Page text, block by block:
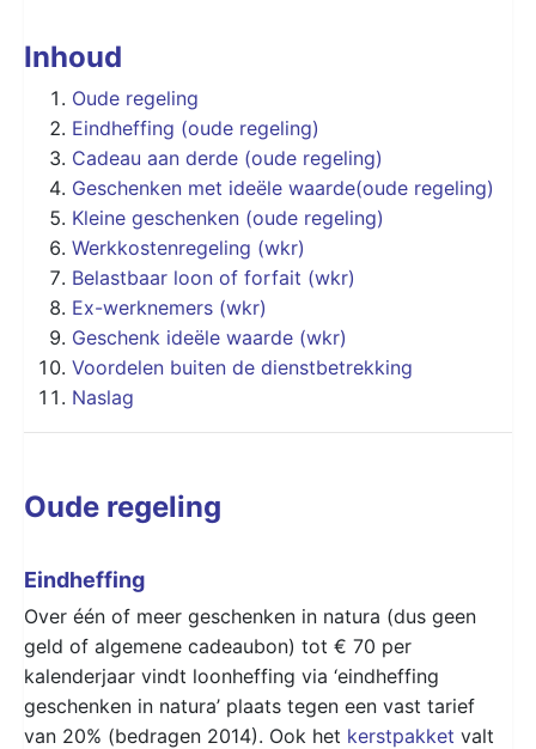
Inhoud
Oude regeling
Eindheffing (oude regeling)
Cadeau aan derde (oude regeling)
Geschenken met ideële waarde(oude regeling)
Kleine geschenken (oude regeling)
Werkkostenregeling (wkr)
Belastbaar loon of forfait (wkr)
Ex-werknemers (wkr)
Geschenk ideële waarde (wkr)
Voordelen buiten de dienstbetrekking
Naslag
Oude regeling
Eindheffing
Over één of meer geschenken in natura (dus geen
geld of algemene cadeaubon) tot € 70 per
kalenderjaar vindt loonheffing via ‘eindheffing
geschenken in natura’ plaats tegen een vast tarief
van 20% (bedragen 2014). Ook het kerstpakket valt